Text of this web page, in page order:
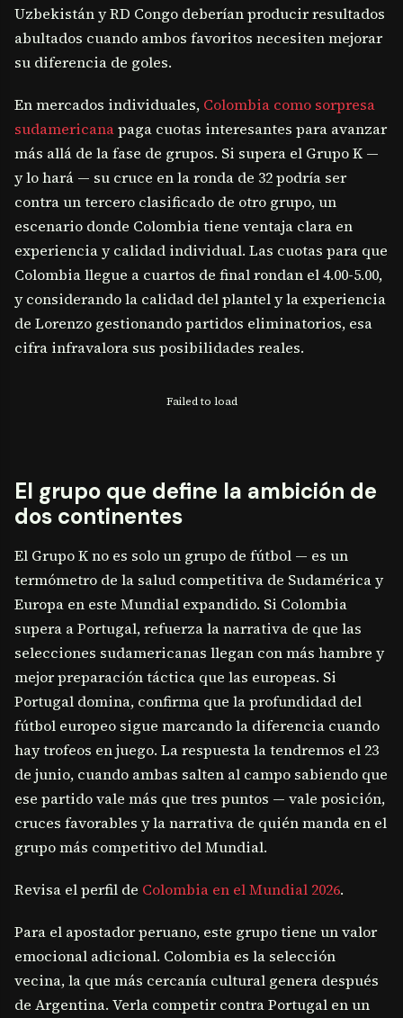
Uzbekistán y RD Congo deberían producir resultados
abultados cuando ambos favoritos necesiten mejorar
su diferencia de goles.
En mercados individuales, Colombia como sorpresa
sudamericanapaga cuotas interesantes para avanzar
más allá de la fase de grupos. Si supera el Grupo K —
y lo hará — su cruce en la ronda de 32 podría ser
contra un tercero clasificado de otro grupo, un
escenario donde Colombia tiene ventaja clara en
experiencia y calidad individual. Las cuotas para que
Colombia llegue a cuartos de final rondan el 4.00-5.00,
y considerando la calidad del plantel y la experiencia
de Lorenzo gestionando partidos eliminatorios, esa
cifra infravalora sus posibilidades reales.
Failed to load
El grupo que define la ambición de
dos continentes
El Grupo K no es solo un grupo de fútbol — es un
termómetro de la salud competitiva de Sudamérica y
Europa en este Mundial expandido. Si Colombia
supera a Portugal, refuerza la narrativa de que las
selecciones sudamericanas llegan con más hambre y
mejor preparación táctica que las europeas. Si
Portugal domina, confirma que la profundidad del
fútbol europeo sigue marcando la diferencia cuando
hay trofeos en juego. La respuesta la tendremos el 23
de junio, cuando ambas salten al campo sabiendo que
ese partido vale más que tres puntos — vale posición,
cruces favorables y la narrativa de quién manda en el
grupo más competitivo del Mundial.
Revisa el perfil de Colombia en el Mundial 2026.
Para el apostador peruano, este grupo tiene un valor
emocional adicional. Colombia es la selección
vecina, la que más cercanía cultural genera después
de Argentina. Verla competir contra Portugal en un